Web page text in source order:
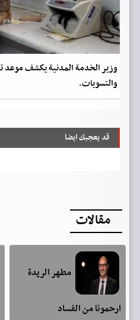
وزير الخدمة المدنية يكشف موعد
والتسويات.
قد يعجبك ايضا
مقالات
مطهر الريدة
ارحمونا من الفساد